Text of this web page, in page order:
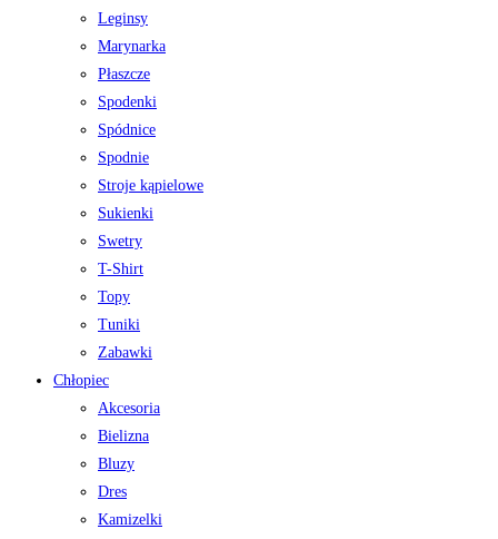
Leginsy
Marynarka
Płaszcze
Spodenki
Spódnice
Spodnie
Stroje kąpielowe
Sukienki
Swetry
T-Shirt
Topy
Tuniki
Zabawki
Chłopiec
Akcesoria
Bielizna
Bluzy
Dres
Kamizelki